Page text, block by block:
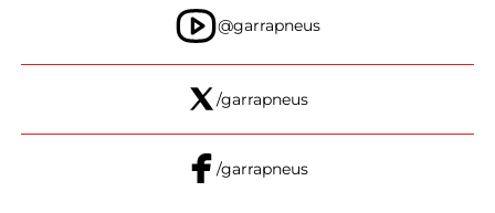
@garrapneus
/garrapneus
/garrapneus